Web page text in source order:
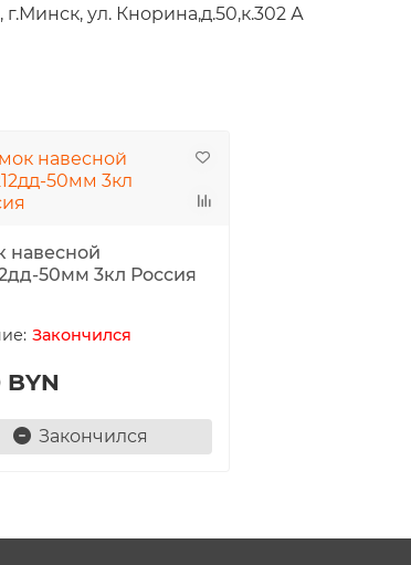
ул. Кнорина,д.50,к.302 А
навесной
50мм 3кл Россия
Закончился
Закончился